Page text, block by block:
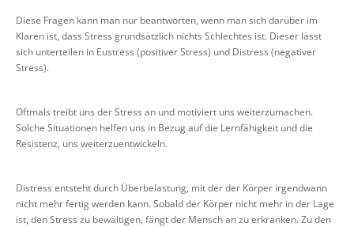
Diese Fragen kann man nur beantworten, wenn man sich darüber im
Klaren ist, dass Stress grundsätzlich nichts Schlechtes ist. Dieser lässt
sich unterteilen in Eustress (positiver Stress) und Distress (negativer
Stress).
Oftmals treibt uns der Stress an und motiviert uns weiterzumachen.
Solche Situationen helfen uns in Bezug auf die Lernfähigkeit und die
Resistenz, uns weiterzuentwickeln.
Distress entsteht durch Überbelastung, mit der der Körper irgendwann
nicht mehr fertig werden kann. Sobald der Körper nicht mehr in der Lage
ist, den Stress zu bewältigen, fängt der Mensch an zu erkranken. Zu den